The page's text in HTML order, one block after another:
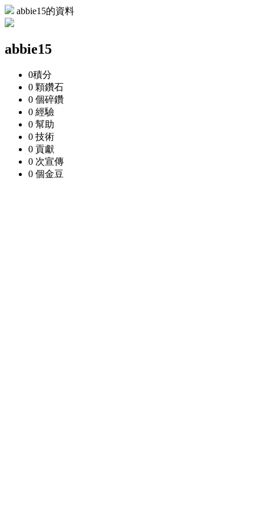
abbie15的資料
abbie15
0積分
0 顆鑽石
0 個碎鑽
0 經驗
0 幫助
0 技術
0 貢獻
0 次宣傳
0 個金豆